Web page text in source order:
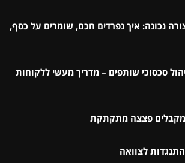
נכונה: איך נפרדים חכם, שומרים על כסף,
סכסוכי שותפים – מדריך מעשי ללקוחות
פצצה מתקתקת
לצוואה